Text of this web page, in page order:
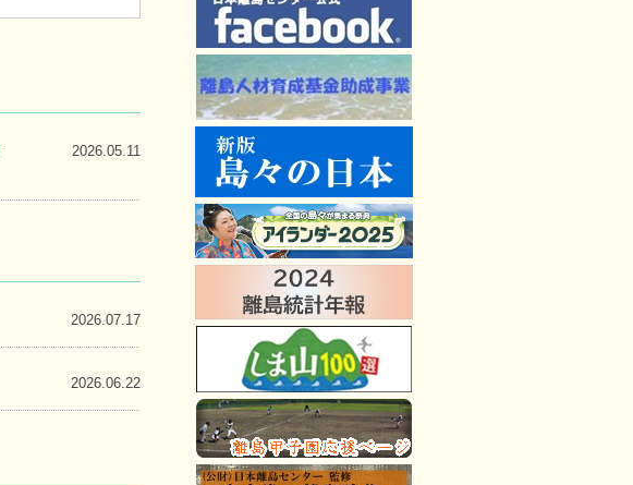
2026.05.11
2026.07.17
2026.06.22